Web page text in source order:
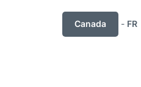
Canada - FR